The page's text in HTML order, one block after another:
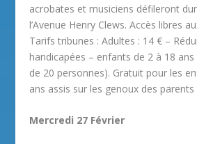
acrobates et musiciens défileront
l’Avenue Henry Clews. Accès libres
Tarifs tribunes : Adultes : 14 € –
handicapées – enfants de 2 à 18
de 20 personnes). Gratuit pour les
ans assis sur les genoux des parents
Mercredi 27 Février